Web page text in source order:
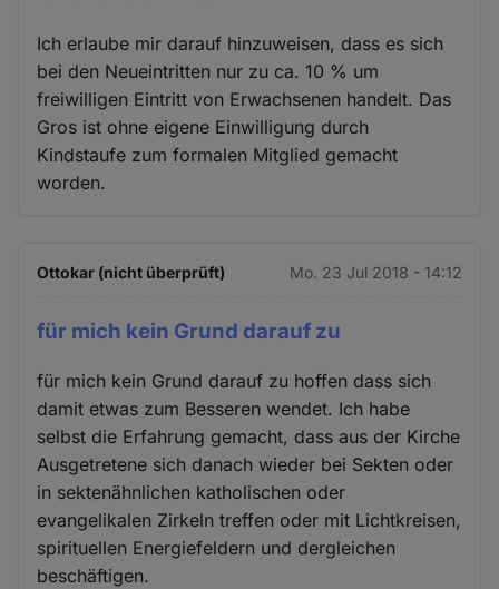
Ich erlaube mir darauf hinzuweisen, dass es sich
bei den Neueintritten nur zu ca. 10 % um
freiwilligen Eintritt von Erwachsenen handelt. Das
Gros ist ohne eigene Einwilligung durch
Kindstaufe zum formalen Mitglied gemacht
worden.
Ottokar (nicht überprüft) Mo. 23 Jul 2018 - 14:12
für mich kein Grund darauf zu
für mich kein Grund darauf zu hoffen dass sich
damit etwas zum Besseren wendet. Ich habe
selbst die Erfahrung gemacht, dass aus der Kirche
Ausgetretene sich danach wieder bei Sekten oder
in sektenähnlichen katholischen oder
evangelikalen Zirkeln treffen oder mit Lichtkreisen,
spirituellen Energiefeldern und dergleichen
beschäftigen.